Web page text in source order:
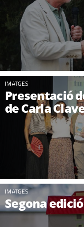
IMATGES
Presentació
de Carla
IMATGES
Segona